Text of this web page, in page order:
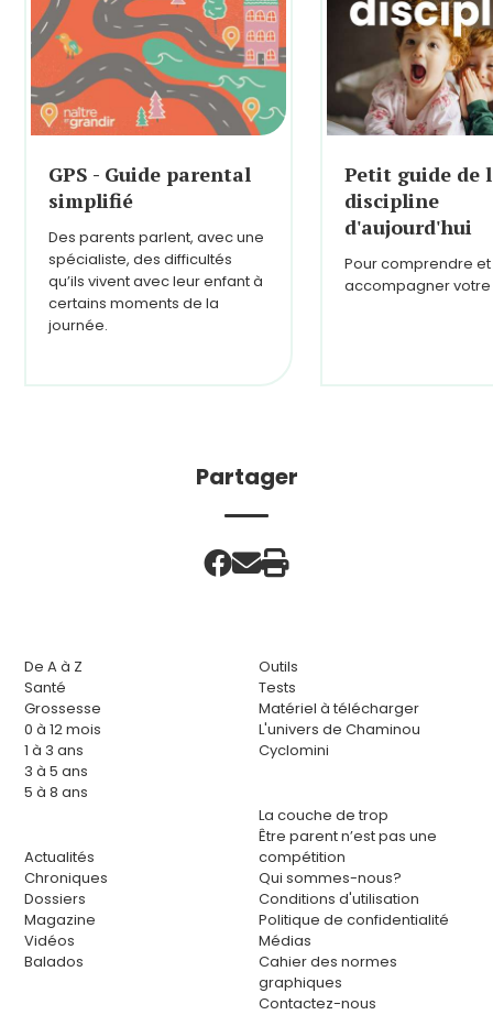
GPS - Guide parental
simplifié
Des parents parlent, avec une
spécialiste, des difficultés
qu’ils vivent avec leur enfant à
certains moments de la
journée.
Petit guide de
discipline
d'aujourd'hui
Pour comprendre et
accompagner votre
Partager
De A à Z
Santé
Grossesse
0 à 12 mois
1 à 3 ans
3 à 5 ans
5 à 8 ans
Actualités
Chroniques
Dossiers
Magazine
Vidéos
Balados
Outils
Tests
Matériel à télécharger
L'univers de Chaminou
Cyclomini
La couche de trop
Être parent n’est pas une
compétition
Qui sommes-nous?
Conditions d'utilisation
Politique de confidentialité
Médias
Cahier des normes
graphiques
Contactez-nous